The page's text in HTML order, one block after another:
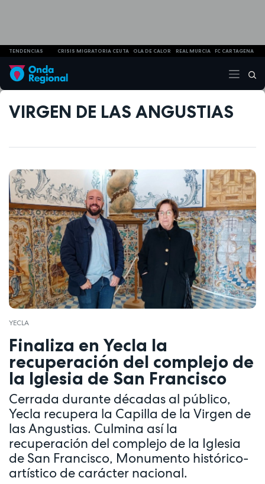
TENDENCIAS CRISIS MIGRATORIA CEUTA OLA DE CALOR REAL MURCIA FC CARTAGENA
VIRGEN DE LAS ANGUSTIAS
YECLA
Finaliza en Yecla la
recuperación del complejo de
la Iglesia de San Francisco
Cerrada durante décadas al público,
Yecla recupera la Capilla de la Virgen de
las Angustias. Culmina así la
recuperación del complejo de la Iglesia
de San Francisco, Monumento histórico-
artístico de carácter nacional.